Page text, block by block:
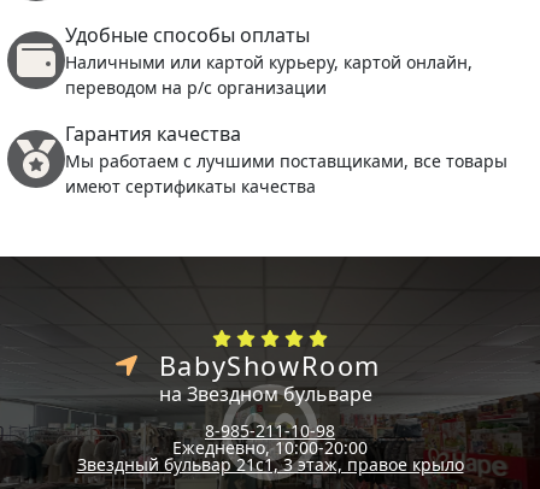
Удобные способы оплаты
Наличными или картой курьеру, картой онлайн,
переводом на р/с организации
Гарантия качества
Мы работаем с лучшими поставщиками, все товары
имеют сертификаты качества
BabyShowRoom
на Звездном бульваре
8-985-211-10-98
Ежедневно, 10:00-20:00
Звездный бульвар 21с1, 3 этаж, правое крыло